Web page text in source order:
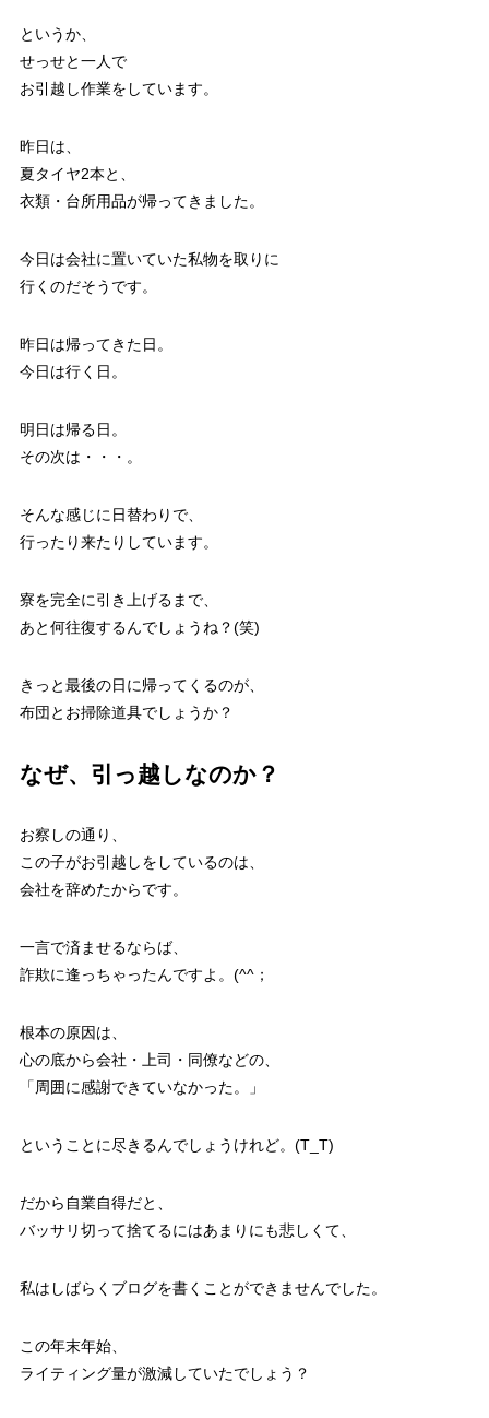
というか、
せっせと一人で
お引越し作業をしています。
昨日は、
夏タイヤ2本と、
衣類・台所用品が帰ってきました。
今日は会社に置いていた私物を取りに
行くのだそうです。
昨日は帰ってきた日。
今日は行く日。
明日は帰る日。
その次は・・・。
そんな感じに日替わりで、
行ったり来たりしています。
寮を完全に引き上げるまで、
あと何往復するんでしょうね？(笑)
きっと最後の日に帰ってくるのが、
布団とお掃除道具でしょうか？
なぜ、引っ越しなのか？
お察しの通り、
この子がお引越しをしているのは、
会社を辞めたからです。
一言で済ませるならば、
詐欺に逢っちゃったんですよ。(^^；
根本の原因は、
心の底から会社・上司・同僚などの、
「周囲に感謝できていなかった。」
ということに尽きるんでしょうけれど。(T_T)
だから自業自得だと、
バッサリ切って捨てるにはあまりにも悲しくて、
私はしばらくブログを書くことができませんでした。
この年末年始、
ライティング量が激減していたでしょう？